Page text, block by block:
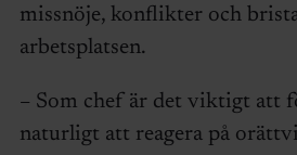
missnöje, konflikter och
arbetsplatsen.
– Som chef är det viktigt att
naturligt att reagera på